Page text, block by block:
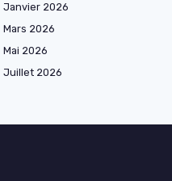
Janvier 2026
Mars 2026
Mai 2026
Juillet 2026